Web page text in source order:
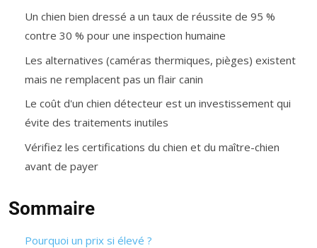
Un chien bien dressé a un taux de réussite de 95 %
contre 30 % pour une inspection humaine
Les alternatives (caméras thermiques, pièges) existent
mais ne remplacent pas un flair canin
Le coût d'un chien détecteur est un investissement qui
évite des traitements inutiles
Vérifiez les certifications du chien et du maître-chien
avant de payer
Sommaire
Pourquoi un prix si élevé ?